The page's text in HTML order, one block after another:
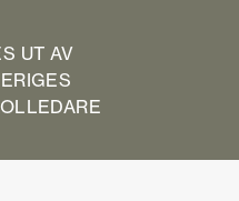
UT AV